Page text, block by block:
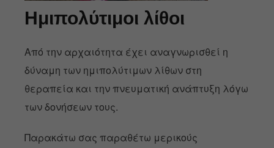
Ημιπολύτιμοι λίθοι
Από την αρχαιότητα έχει αναγνωρισθεί η
δύναμη των ημιπολύτιμων λίθων στη
θεραπεία και την πνευματική ανάπτυξη λόγω
των δονήσεων τους.
Παρακάτω σας παραθέτω μερικούς